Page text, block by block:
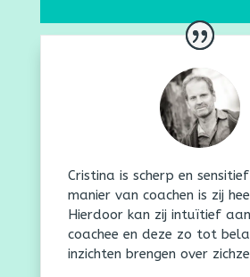
Cristina is scherp en
manier van coachen is zij
Hierdoor kan zij intuïtief
coachee en deze zo tot
inzichten brengen over